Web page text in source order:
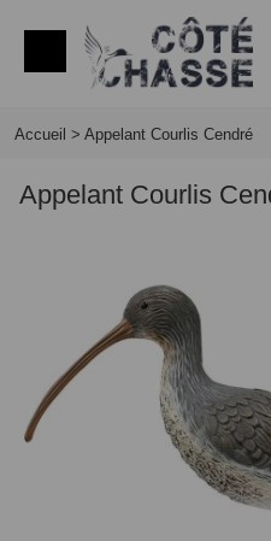
Accueil > Appelant Courlis Cendré
Appelant Courlis